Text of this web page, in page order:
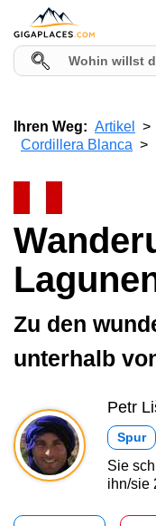
Ihren Weg: Artikel
Cordillera Blanca
Zu den
unterhalb
Petr
Spur
Sie
ihn/sie